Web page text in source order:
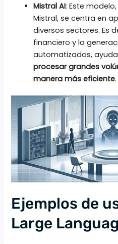
Mistral AI: Este
Mistral, se centra en
diversos sectores. Es
financiero y la
automatizados,
procesar grandes
manera más eficiente.
Ejemplos de
Large